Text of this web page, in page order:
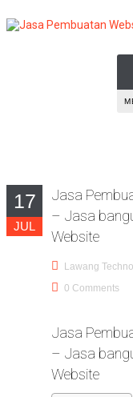
17
JUL
Jasa
– Jasa
Website
Lawang Techno
0 Comments
Jasa
– Jasa
Website